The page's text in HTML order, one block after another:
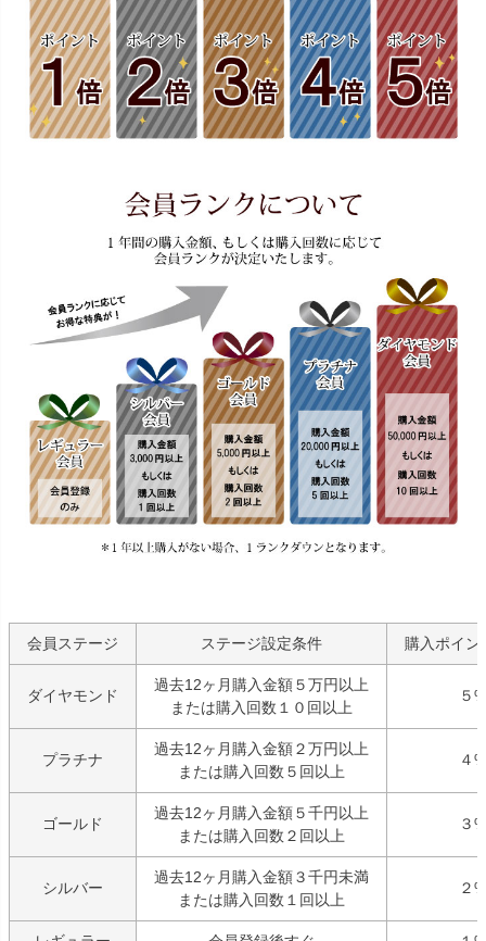
会員ステージ ステージ設定条件 購入ポイン
ダイヤモンド
過去12ヶ月購入金額５万円以上
または購入回数１０回以上
５%
プラチナ
過去12ヶ月購入金額２万円以上
または購入回数５回以上
４%
ゴールド
過去12ヶ月購入金額５千円以上
または購入回数２回以上
３%
シルバー
過去12ヶ月購入金額３千円未満
または購入回数１回以上
２%